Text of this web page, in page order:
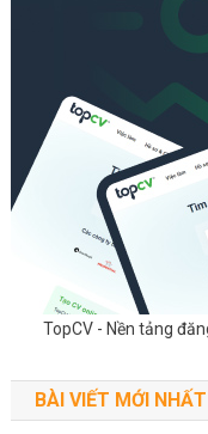
TopCV - Nền tảng
BÀI VIẾT MỚI NHẤT